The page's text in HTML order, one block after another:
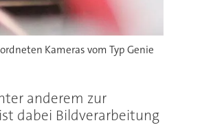
Kameras vom Typ Genie
anderem zur
dabei Bildverarbeitung